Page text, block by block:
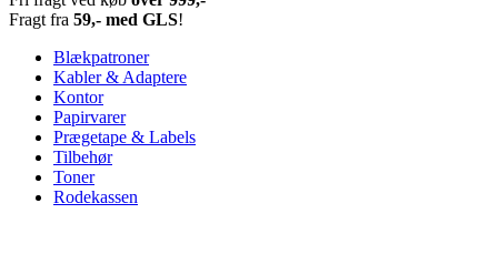
inkPusher
Leverandør af blækpatroner, kontor artikler og meget mere
Fragt fra 59,- med GLS!
Blækpatroner
Kabler & Adaptere
Kontor
Papirvarer
Prægetape & Labels
Tilbehør
Toner
Rodekassen